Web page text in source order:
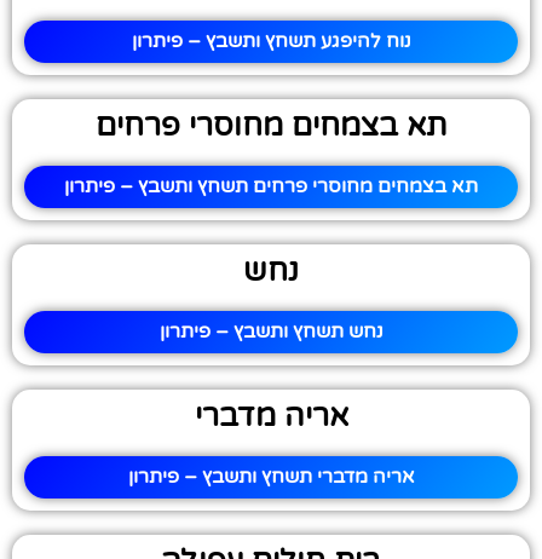
נוח להיפגע תשחץ ותשבץ – פיתרון
תא בצמחים מחוסרי פרחים
תא בצמחים מחוסרי פרחים תשחץ ותשבץ – פיתרון
נחש
נחש תשחץ ותשבץ – פיתרון
אריה מדברי
אריה מדברי תשחץ ותשבץ – פיתרון